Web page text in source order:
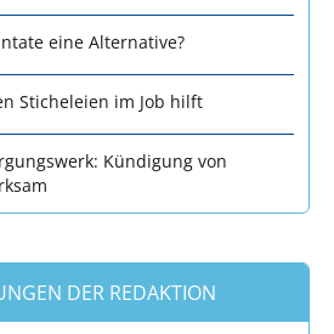
eine Alternative?
Sticheleien im Job hilft
Kündigung von
DER REDAKTION